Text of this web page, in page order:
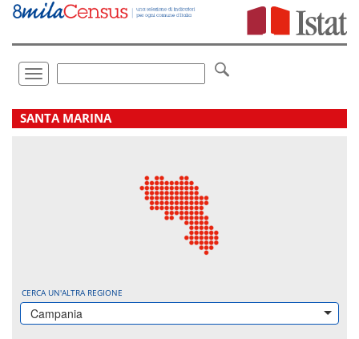
Vai
direttamente
Toggle
navigation
.
SANTA MARINA
CERCA UN'ALTRA REGIONE
Campania